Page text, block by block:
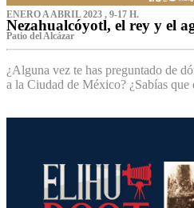
ENERO A ABRIL 2023 , 9-17 H.
Nezahualcóyotl, el rey y el
Patio del Alcázar
¿Alguna vez te has preguntado de
a la Ciudad de México? ¿Sabías